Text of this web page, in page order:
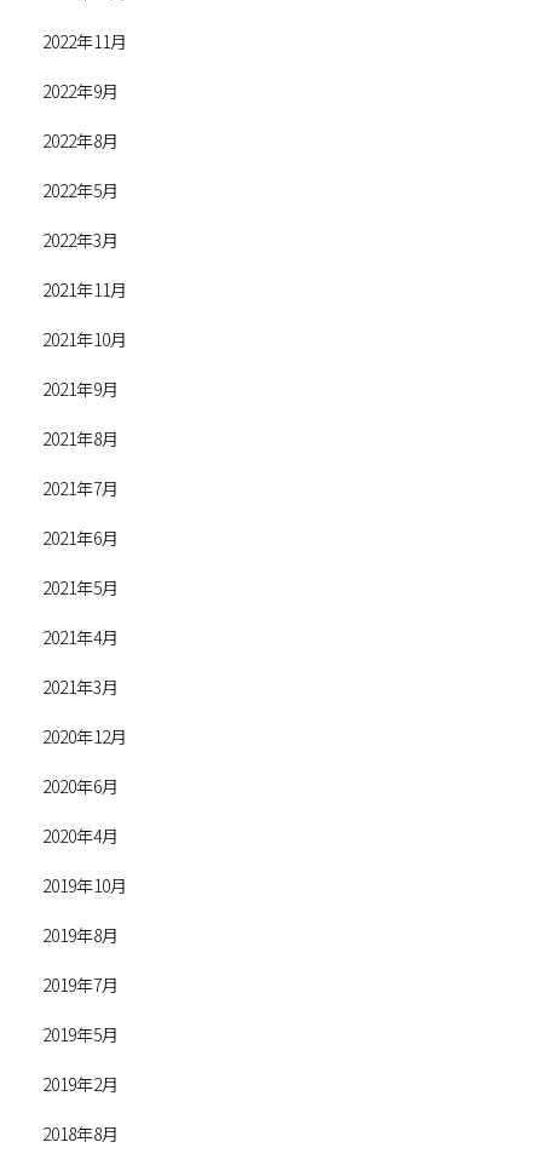
2022年11月
2022年9月
2022年8月
2022年5月
2022年3月
2021年11月
2021年10月
2021年9月
2021年8月
2021年7月
2021年6月
2021年5月
2021年4月
2021年3月
2020年12月
2020年6月
2020年4月
2019年10月
2019年8月
2019年7月
2019年5月
2019年2月
2018年8月